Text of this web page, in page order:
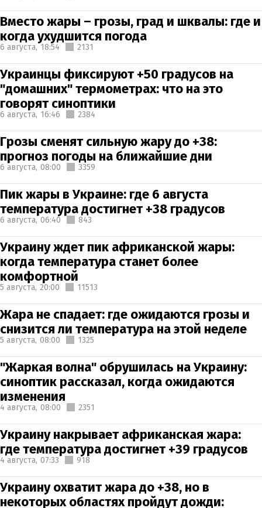
Вместо жары – грозы, град и шквалы: где и
когда ухудшится погода
6 августа, 18:54 2131
Украинцы фиксируют +50 градусов на
"домашних" термометрах: что на это
говорят синоптики
6 августа, 16:46 2384
Грозы сменят сильную жару до +38:
прогноз погоды на ближайшие дни
6 августа, 08:00 3359
Пик жары в Украине: где 6 августа
температура достигнет +38 градусов
6 августа, 06:40 843
Украину ждет пик африканской жары:
когда температура станет более
комфортной
5 августа, 20:00 11513
Жара не спадает: где ожидаются грозы и
снизится ли температура на этой неделе
5 августа, 08:00 1325
"Жаркая волна" обрушилась на Украину:
синоптик рассказал, когда ожидаются
изменения
4 августа, 08:00 2351
Украину накрывает африканская жара:
где температура достигнет +39 градусов
4 августа, 07:33 918
Украину охватит жара до +38, но в
некоторых областях пройдут дожди: